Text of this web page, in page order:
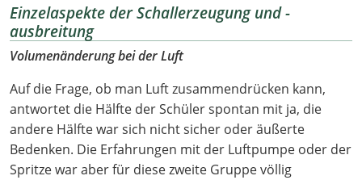
Einzelaspekte der Schallerzeugung und -
ausbreitung
Volumenänderung bei der Luft
Auf die Frage, ob man Luft zusammendrücken kann,
antwortet die Hälfte der Schüler spontan mit ja, die
andere Hälfte war sich nicht sicher oder äußerte
Bedenken. Die Erfahrungen mit der Luftpumpe oder der
Spritze war aber für diese zweite Gruppe völlig